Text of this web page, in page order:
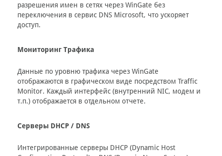
разрешения имен в сетях через WinGate без
переключения в сервис DNS Microsoft, что ускоряет
доступ.
Мониторинг Трафика
Данные по уровню трафика через WinGate
отображаются в графическом виде посредством Traffic
Monitor. Каждый интерфейс (внутренний NIC, модем и
т.п.) отображается в отдельном отчете.
Серверы DHCP / DNS
Интегрированные серверы DHCP (Dynamic Host